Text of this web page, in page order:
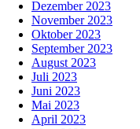
Dezember 2023
November 2023
Oktober 2023
September 2023
August 2023
Juli 2023
Juni 2023
Mai 2023
April 2023